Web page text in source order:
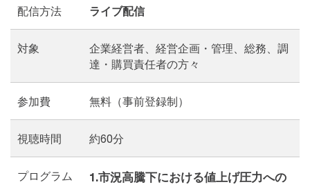
配信方法 ライブ配信
対象
企業経営者、経営企画・管理、総務、調
達・購買責任者の方々
参加費 無料（事前登録制）
視聴時間 約60分
プログラム
1.市況高騰下における値上げ圧力への